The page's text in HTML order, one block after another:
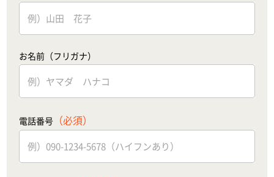
お名前（フリガナ）
電話番号 （必須）